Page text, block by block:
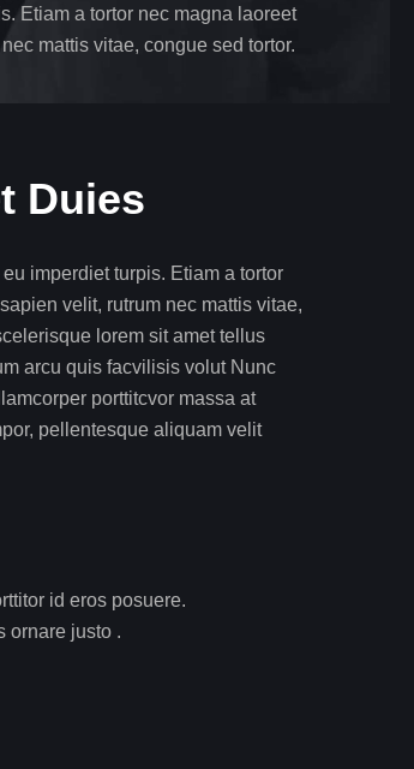
Etiam a tortor nec magna laoreet
mattis vitae, congue sed tortor.
Duies
imperdiet turpis. Etiam a tortor
velit, rutrum nec mattis vitae,
lorem sit amet tellus
arcu quis facvilisis volut Nunc
porttitcvor massa at
pellentesque aliquam velit
id eros posuere.
ornare justo .